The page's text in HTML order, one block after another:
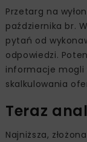
Przetarg na
października br.
pytań od
odpowiedzi.
informacje mogli
skalkulowania
Teraz
Najniższa,